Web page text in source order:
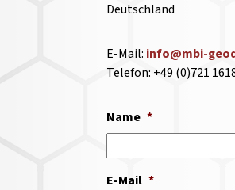
Deutschland
E-Mail: info@mbi-
Telefon: +49 (0)721
Name *
E-Mail *